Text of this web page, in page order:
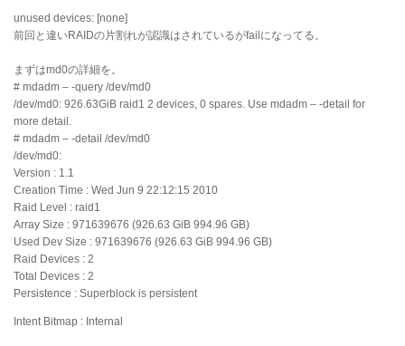
unused devices: [none]
前回と違いRAIDの片割れが認識はされているがfailになってる。
まずはmd0の詳細を。
# mdadm – -query /dev/md0
/dev/md0: 926.63GiB raid1 2 devices, 0 spares. Use mdadm – -detail for
more detail.
# mdadm – -detail /dev/md0
/dev/md0:
Version : 1.1
Creation Time : Wed Jun 9 22:12:15 2010
Raid Level : raid1
Array Size : 971639676 (926.63 GiB 994.96 GB)
Used Dev Size : 971639676 (926.63 GiB 994.96 GB)
Raid Devices : 2
Total Devices : 2
Persistence : Superblock is persistent
Intent Bitmap : Internal